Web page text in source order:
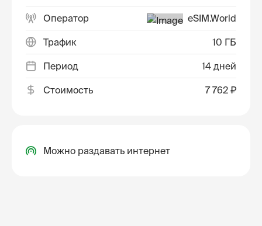
Оператор eSIM.World
Трафик 10 ГБ
Период 14 дней
Стоимость 7 762 ₽
Можно раздавать интернет